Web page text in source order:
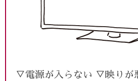
▽電源が入らない ▽映りが